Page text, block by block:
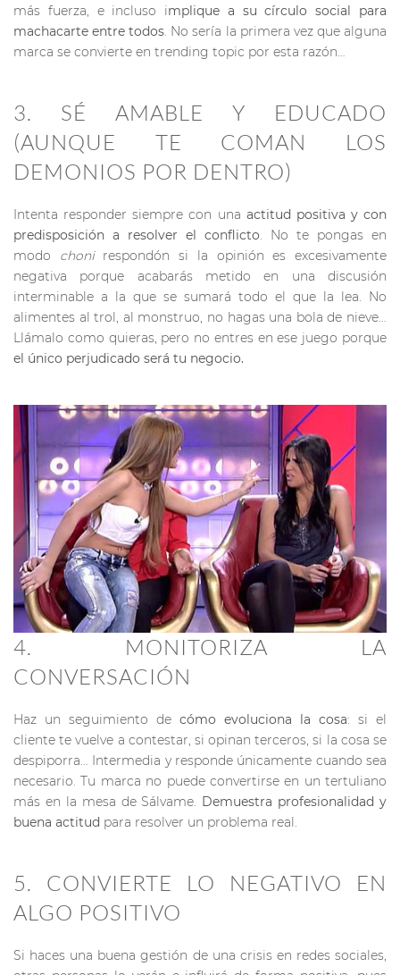
más fuerza, e incluso implique a su círculo social para
machacarte entre todos. No sería la primera vez que alguna
marca se convierte en trending topic por esta razón…
3. SÉ AMABLE Y EDUCADO
(AUNQUE TE COMAN LOS
DEMONIOS POR DENTRO)
Intenta responder siempre con una actitud positiva y con
predisposición a resolver el conflicto. No te pongas en
modo chonirespondón si la opinión es excesivamente
negativa porque acabarás metido en una discusión
interminable a la que se sumará todo el que la lea. No
alimentes al trol, al monstruo, no hagas una bola de nieve…
Llámalo como quieras, pero no entres en ese juego porque
el único perjudicado será tu negocio.
4. MONITORIZA LA
CONVERSACIÓN
Haz un seguimiento de cómo evoluciona la cosa: si el
cliente te vuelve a contestar, si opinan terceros, si la cosa se
despiporra… Intermedia y responde únicamente cuando sea
necesario. Tu marca no puede convertirse en un tertuliano
más en la mesa de Sálvame. Demuestra profesionalidad y
buena actitud para resolver un problema real.
5. CONVIERTE LO NEGATIVO EN
ALGO POSITIVO
Si haces una buena gestión de una crisis en redes sociales,